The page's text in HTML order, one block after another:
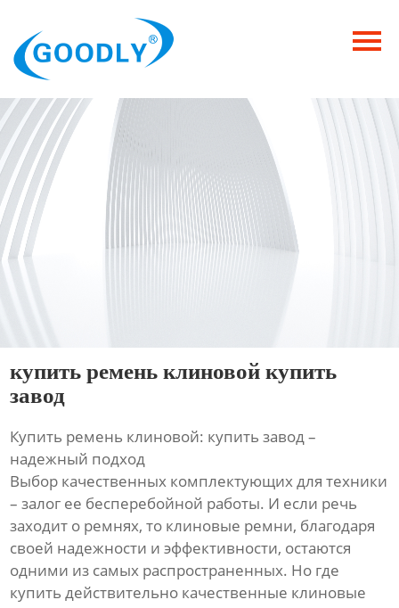
Продукция
ОТРАСЛИ
Категория
Новости
Контакты
купить ремень клиновой купить
завод
Купить ремень клиновой: купить завод –
надежный подход
Выбор качественных комплектующих для техники
– залог ее бесперебойной работы. И если речь
заходит о ремнях, то клиновые ремни, благодаря
своей надежности и эффективности, остаются
одними из самых распространенных. Но где
купить действительно качественные клиновые